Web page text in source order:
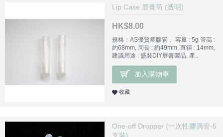
Lip Case 唇膏筒 (透明)
HK$8.00
規格：AS優質塑膠管， 容量 : 5g 管高 :
約68mm, 周長 : 約49mm, 直徑 : 14mm,
建議用途 : 盛裝DIY唇膏製品. 產..
加入購物車
收藏
One-off Dropper (一次性膠滴管-5